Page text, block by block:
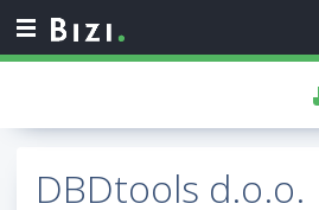
DBDtools d.o.o.